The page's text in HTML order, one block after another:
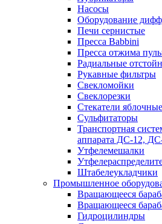
Насосы
Оборудование
Печи сернистые
Пресса Babbini
Пресса отжима
Радиальные
Рукавные фильтры
Свекломойки
Свеклорезки
Стекатели яблочные
Сульфитаторы
Транспортная
аппарата ДС-12,
Утфелемешалки
Штабелеукладчики
Промышленное
Вращающееся
Вращающееся
Гидроцилиндры